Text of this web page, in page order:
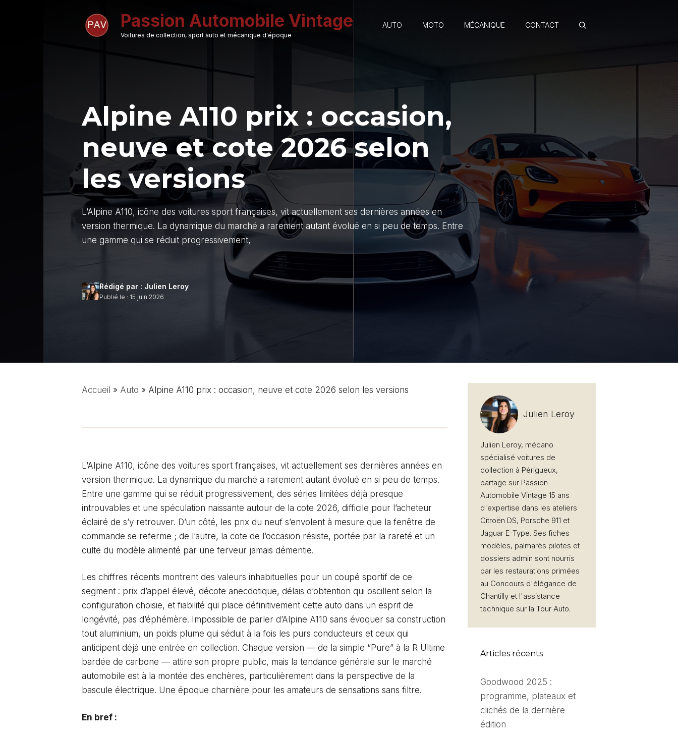
Passion Automobile Vintage
Voitures de collection, sport auto et mécanique d'époque
AUTO MOTO MÉCANIQUE CONTACT
Alpine A110 prix : occasion,
neuve et cote 2026 selon
les versions
L’Alpine A110, icône des voitures sport françaises, vit actuellement ses dernières années en
version thermique. La dynamique du marché a rarement autant évolué en si peu de temps. Entre
une gamme qui se réduit progressivement,
Rédigé par : Julien Leroy
Publié le : 15 juin 2026
Accueil » Auto » Alpine A110 prix : occasion, neuve et cote 2026 selon les versions
L’Alpine A110, icône des voitures sport françaises, vit actuellement ses dernières années en
version thermique. La dynamique du marché a rarement autant évolué en si peu de temps.
Entre une gamme qui se réduit progressivement, des séries limitées déjà presque
introuvables et une spéculation naissante autour de la cote 2026, difficile pour l’acheteur
éclairé de s’y retrouver. D’un côté, les prix du neuf s’envolent à mesure que la fenêtre de
commande se referme ; de l’autre, la cote de l’occasion résiste, portée par la rareté et un
culte du modèle alimenté par une ferveur jamais démentie.
Les chiffres récents montrent des valeurs inhabituelles pour un coupé sportif de ce
segment : prix d’appel élevé, décote anecdotique, délais d’obtention qui oscillent selon la
configuration choisie, et fiabilité qui place définitivement cette auto dans un esprit de
longévité, pas d’éphémère. Impossible de parler d’Alpine A110 sans évoquer sa construction
tout aluminium, un poids plume qui séduit à la fois les purs conducteurs et ceux qui
anticipent déjà une entrée en collection. Chaque version — de la simple “Pure” à la R Ultime
bardée de carbone — attire son propre public, mais la tendance générale sur le marché
automobile est à la montée des enchères, particulièrement dans la perspective de la
bascule électrique. Une époque charnière pour les amateurs de sensations sans filtre.
En bref :
Julien Leroy
Julien Leroy, mécano
spécialisé voitures de
collection à Périgueux,
partage sur Passion
Automobile Vintage 15 ans
d'expertise dans les ateliers
Citroën DS, Porsche 911 et
Jaguar E-Type. Ses fiches
modèles, palmarès pilotes et
dossiers admin sont nourris
par les restaurations primées
au Concours d'élégance de
Chantilly et l'assistance
technique sur la Tour Auto.
Articles récents
Goodwood 2025 :
programme, plateaux et
clichés de la dernière
édition